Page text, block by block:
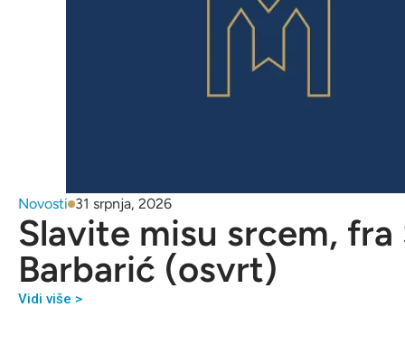
Novosti 31 srpnja, 2026
Slavite misu srcem, fra
Barbarić (osvrt)
Vidi više >